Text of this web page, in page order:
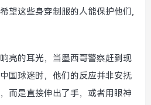
望这些身穿制服的人能保护他们,
亮的耳光，当墨西哥警察赶到现
国球迷时，他们的反应并非安抚
而是直接伸出了手，或者用眼神